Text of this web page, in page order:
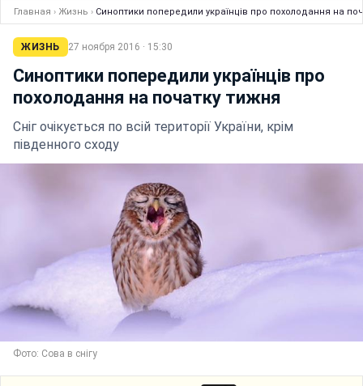
Главная › Жизнь › Синоптики попередили українців про похолодання на
ЖИЗНЬ 27 ноября 2016 · 15:30
Синоптики попередили українців про
похолодання на початку тижня
Сніг очікується по всій території України, крім
південного сходу
Фото: Сова в снігу